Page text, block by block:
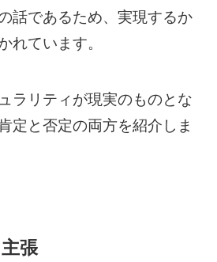
話であるため、実現するか
れています。
ラリティが現実のものとな
定と否定の両方を紹介しま
張